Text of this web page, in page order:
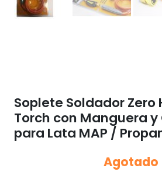
Soplete Soldador Zero
Torch con Manguera y
para Lata MAP /
Agotado